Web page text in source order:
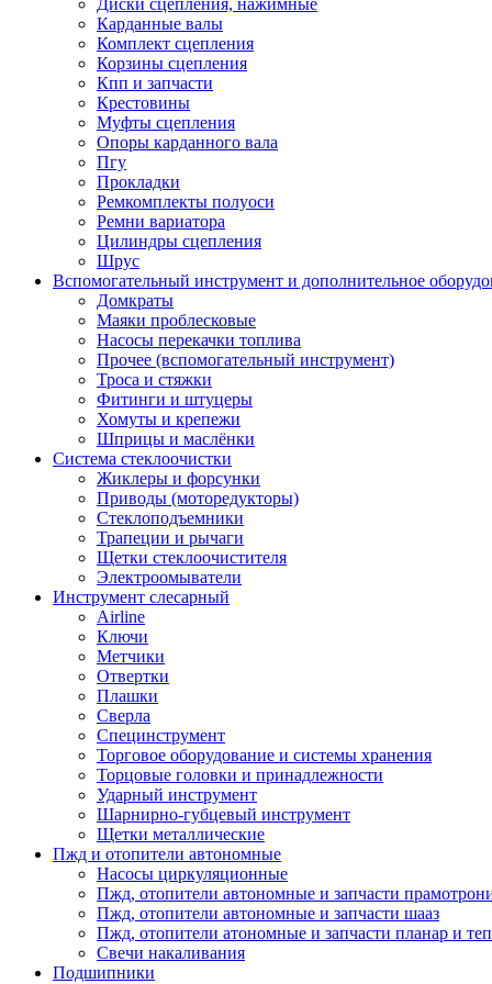
Диски сцепления, нажимные
Карданные валы
Комплект сцепления
Корзины сцепления
Кпп и запчасти
Крестовины
Муфты сцепления
Опоры карданного вала
Пгу
Прокладки
Ремкомплекты полуоси
Ремни вариатора
Цилиндры сцепления
Шрус
Вспомогательный инструмент и дополнительное
Домкраты
Маяки проблесковые
Насосы перекачки топлива
Прочее (вспомогательный инструмент)
Троса и стяжки
Фитинги и штуцеры
Хомуты и крепежи
Шприцы и маслёнки
Система стеклоочистки
Жиклеры и форсунки
Приводы (моторедукторы)
Стеклоподъемники
Трапеции и рычаги
Щетки стеклоочистителя
Электроомыватели
Инструмент слесарный
Airline
Ключи
Метчики
Отвертки
Плашки
Сверла
Специнструмент
Торговое оборудование и системы хранения
Торцовые головки и принадлежности
Ударный инструмент
Шарнирно-губцевый инструмент
Щетки металлические
Пжд и отопители автономные
Насосы циркуляционные
Пжд, отопители автономные и запчасти
Пжд, отопители автономные и запчасти шааз
Пжд, отопители атономные и запчасти планар и
Свечи накаливания
Подшипники